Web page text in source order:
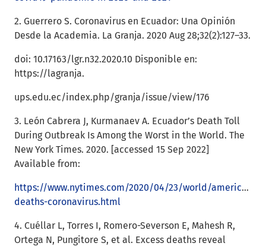
2. Guerrero S. Coronavirus en Ecuador: Una Opinión
Desde la Academia. La Granja. 2020 Aug 28;32(2):127–33.
doi: 10.17163/lgr.n32.2020.10 Disponible en:
https://lagranja.
ups.edu.ec/index.php/granja/issue/view/176
3. León Cabrera J, Kurmanaev A. Ecuador’s Death Toll
During Outbreak Is Among the Worst in the World. The
New York Times. 2020. [accessed 15 Sep 2022]
Available from:
https://www.nytimes.com/2020/04/23/world/americas/
deaths-coronavirus.html
4. Cuéllar L, Torres I, Romero-Severson E, Mahesh R,
Ortega N, Pungitore S, et al. Excess deaths reveal